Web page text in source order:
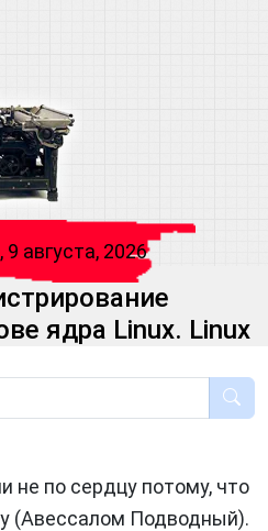
августа, 2026
ядра Linux. Linux
не по сердцу потому, что
(Авессалом Подводный).